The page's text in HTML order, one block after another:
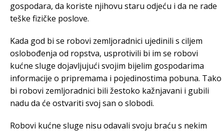
gospodara, da koriste njihovu staru odjeću i da ne rade
teške fizičke poslove.
Kada god bi se robovi zemljoradnici ujedinili s ciljem
oslobođenja od ropstva, usprotivili bi im se robovi
kućne sluge dojavljujući svojim bijelim gospodarima
informacije o pripremama i pojedinostima pobuna. Tako
bi robovi zemljoradnici bili žestoko kažnjavani i gubili
nadu da će ostvariti svoj san o slobodi.
Robovi kućne sluge nisu odavali svoju braću s nekim